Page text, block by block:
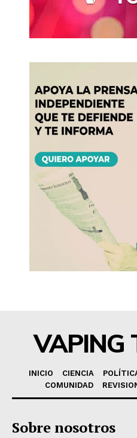
VAPING
INICIO CIENCIA
COMUNIDAD
Sobre nosotros